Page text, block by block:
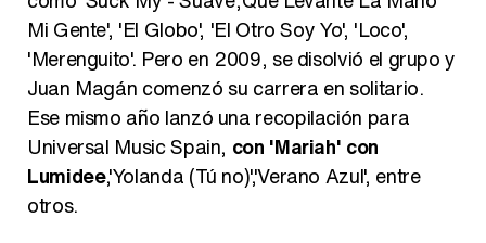
Mi Gente', 'El Globo', 'El Otro Soy Yo', 'Loco',
'Merenguito'. Pero en 2009, se disolvió el grupo y
Juan Magán comenzó su carrera en solitario.
Ese mismo año lanzó una recopilación para
Universal Music Spain, con 'Mariah' con
Lumidee,'Yolanda (Tú no)','Verano Azul', entre
otros.